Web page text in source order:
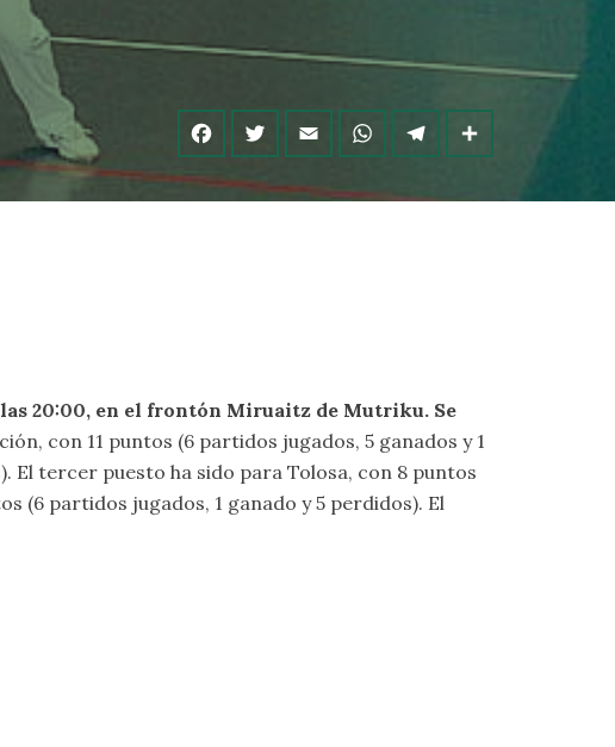
20:00, en el frontón Miruaitz de Mutriku. Se
con 11 puntos (6 partidos jugados, 5 ganados y 1
El tercer puesto ha sido para Tolosa, con 8 puntos
(6 partidos jugados, 1 ganado y 5 perdidos). El